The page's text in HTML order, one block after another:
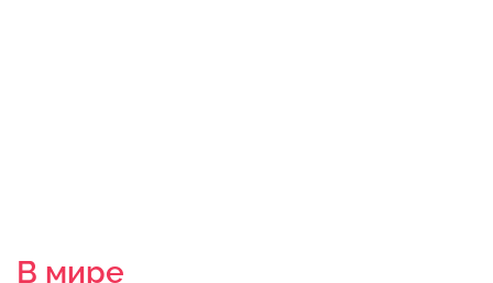
В мире